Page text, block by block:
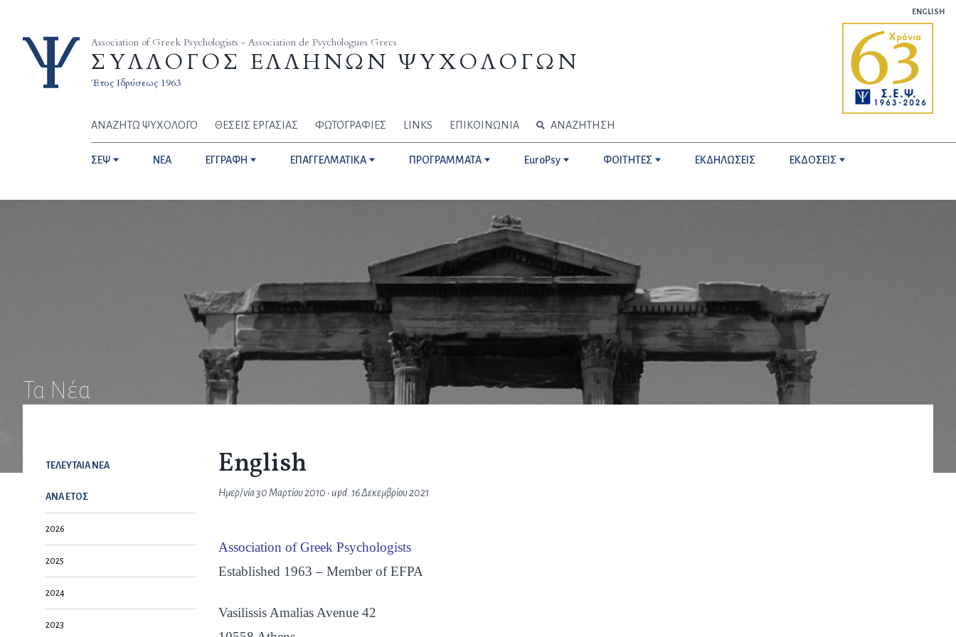
ENGLISH
Association of Greek Psychologists - Association de Psychologues Grecs
ΣΥΛΛΟΓΟΣ ΕΛΛΗΝΩΝ ΨΥΧΟΛΟΓΩΝ
Έτος Ιδρύσεως 1963
ΑΝΑΖΗΤΩ ΨΥΧΟΛΟΓΟ ΘΕΣΕΙΣ ΕΡΓΑΣΙΑΣ ΦΩΤΟΓΡΑΦΙΕΣ LINKS ΕΠΙΚΟΙΝΩΝΙΑ ΑΝΑΖΗΤΗΣΗ
ΣΕΨ NEA ΕΓΓΡΑΦΗ ΕΠΑΓΓΕΛΜΑΤΙΚΑ ΠΡΟΓΡΑΜΜΑΤΑ EuroPsy ΦΟΙΤΗΤΕΣ ΕΚΔΗΛΩΣΕΙΣ ΕΚΔΟΣΕΙΣ
Τα Νέα
ΤΕΛΕΥΤΑΙΑ NEA
ΑΝΑ ΕΤΟΣ
2026
2025
2024
2023
English
Ημερ/νία 30 Μαρτίου 2010 • upd.16 Δεκεμβρίου 2021
Association of Greek Psychologists
Established 1963 – Member of EFPA
Vasilissis Amalias Avenue 42